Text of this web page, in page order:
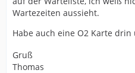
Wartezeiten aussieht.
Habe auch eine O2 Karte
Gruß
Thomas